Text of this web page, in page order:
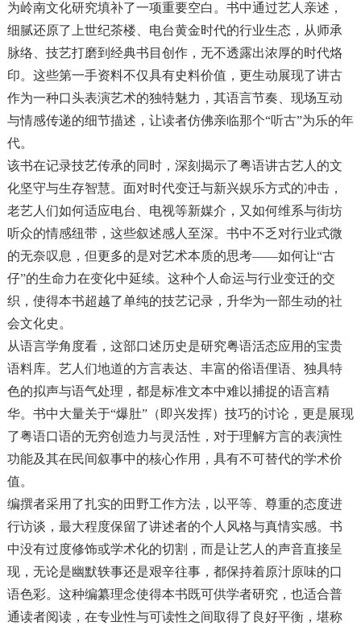
为岭南文化研究填补了一项重要空白。书中通过艺人亲述，
细腻还原了上世纪茶楼、电台黄金时代的行业生态，从师承
脉络、技艺打磨到经典书目创作，无不透露出浓厚的时代烙
印。这些第一手资料不仅具有史料价值，更生动展现了讲古
作为一种口头表演艺术的独特魅力，其语言节奏、现场互动
与情感传递的细节描述，让读者仿佛亲临那个“听古”为乐的年
代。
该书在记录技艺传承的同时，深刻揭示了粤语讲古艺人的文
化坚守与生存智慧。面对时代变迁与新兴娱乐方式的冲击，
老艺人们如何适应电台、电视等新媒介，又如何维系与街坊
听众的情感纽带，这些叙述感人至深。书中不乏对行业式微
的无奈叹息，但更多的是对艺术本质的思考——如何让“古
仔”的生命力在变化中延续。这种个人命运与行业变迁的交
织，使得本书超越了单纯的技艺记录，升华为一部生动的社
会文化史。
从语言学角度看，这部口述历史是研究粤语活态应用的宝贵
语料库。艺人们地道的方言表达、丰富的俗语俚语、独具特
色的拟声与语气处理，都是标准文本中难以捕捉的语言精
华。书中大量关于“爆肚”（即兴发挥）技巧的讨论，更是展现
了粤语口语的无穷创造力与灵活性，对于理解方言的表演性
功能及其在民间叙事中的核心作用，具有不可替代的学术价
值。
编撰者采用了扎实的田野工作方法，以平等、尊重的态度进
行访谈，最大程度保留了讲述者的个人风格与真情实感。书
中没有过度修饰或学术化的切割，而是让艺人的声音直接呈
现，无论是幽默轶事还是艰辛往事，都保持着原汁原味的口
语色彩。这种编纂理念使得本书既可供学者研究，也适合普
通读者阅读，在专业性与可读性之间取得了良好平衡，堪称